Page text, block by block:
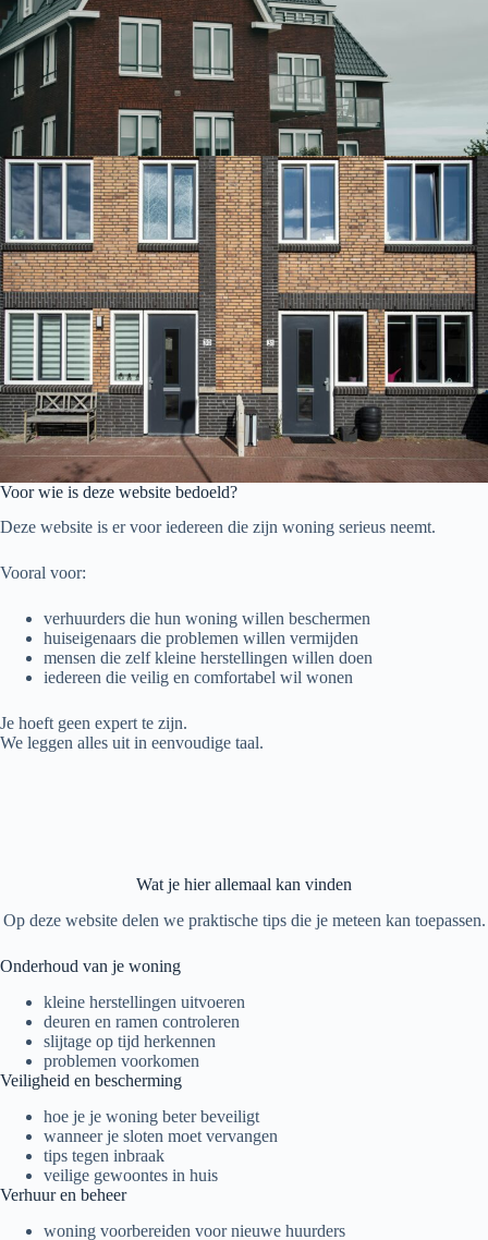
Voor wie is deze website bedoeld?
Deze website is er voor iedereen die zijn woning serieus neemt.
Vooral voor:
verhuurders die hun woning willen beschermen
huiseigenaars die problemen willen vermijden
mensen die zelf kleine herstellingen willen doen
iedereen die veilig en comfortabel wil wonen
Je hoeft geen expert te zijn.
We leggen alles uit in eenvoudige taal.
Wat je hier allemaal kan vinden
Op deze website delen we praktische tips die je meteen kan toepassen.
Onderhoud van je woning
kleine herstellingen uitvoeren
deuren en ramen controleren
slijtage op tijd herkennen
problemen voorkomen
Veiligheid en bescherming
hoe je je woning beter beveiligt
wanneer je sloten moet vervangen
tips tegen inbraak
veilige gewoontes in huis
Verhuur en beheer
woning voorbereiden voor nieuwe huurders